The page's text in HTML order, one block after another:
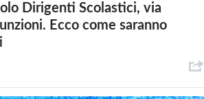
Dirigenti Scolastici, via
Ecco come saranno